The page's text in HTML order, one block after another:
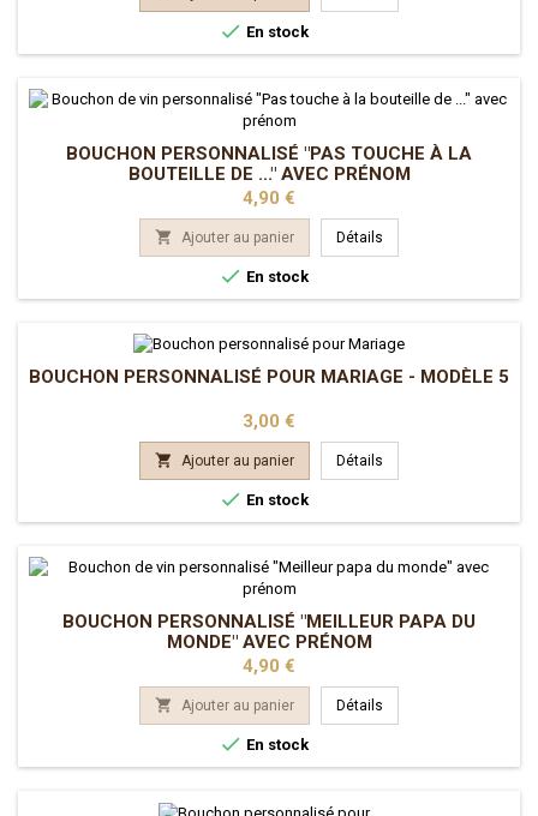
 En stock
BOUCHON PERSONNALISÉ "PAS TOUCHE À LA
BOUTEILLE DE ..." AVEC PRÉNOM
Prix
4,90 €
 Ajouter au panier Détails
 En stock
BOUCHON PERSONNALISÉ POUR MARIAGE - MODÈLE 5
Prix
3,00 €
 Ajouter au panier Détails
 En stock
BOUCHON PERSONNALISÉ "MEILLEUR PAPA DU
MONDE" AVEC PRÉNOM
Prix
4,90 €
 Ajouter au panier Détails
 En stock